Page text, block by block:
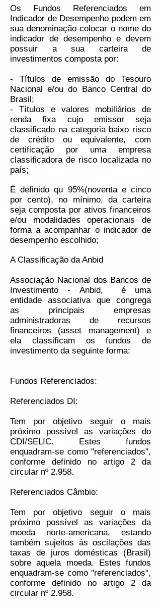
Os Fundos Referenciados em
Indicador de Desempenho podem em
sua denominação colocar o nome do
indicador de desempenho e devem
possuir a sua carteira de
investimentos composta por:
- Títulos de emissão do Tesouro
Nacional e/ou do Banco Central do
Brasil;
- Títulos e valores mobiliários de
renda fixa cujo emissor seja
classificado na categoria baixo risco
de crédito ou equivalente, com
certificação por uma empresa
classificadora de risco localizada no
país;
É definido qu 95%(noventa e cinco
por cento), no mínimo, da carteira
seja composta por ativos financeiros
e/ou modalidades operacionais de
forma a acompanhar o indicador de
desempenho escolhido;
A Classificação da Anbid
Associação Nacional dos Bancos de
Investimento - Anbid, é uma
entidade associativa que congrega
as principais empresas
administradoras de recursos
financeiros (asset management) e
ela classificam os fundos de
investimento da seguinte forma:
Fundos Referenciados:
Referenciados DI:
Tem por objetivo seguir o mais
próximo possível as variações do
CDI/SELIC. Estes fundos
enquadram-se como "referenciados",
conforme definido no artigo 2 da
circular nº 2.958.
Referenciados Câmbio:
Tem por objetivo seguir o mais
próximo possível as variações da
moeda norte-americana, estando
também sujeitos às oscilações das
taxas de juros domésticas (Brasil)
sobre aquela moeda. Estes fundos
enquadram-se como "referenciados",
conforme definido no artigo 2 da
circular nº 2.958.